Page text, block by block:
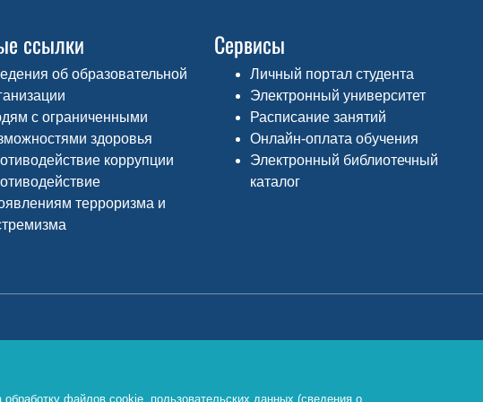
ссылки
об образовательной
с ограниченными
здоровья
коррупции
терроризма и
Сервисы
Личный портал студента
Электронный университет
Расписание занятий
Онлайн-оплата обучения
Электронный библиотечный
каталог
файлов cookie, пользовательских данных (сведения о